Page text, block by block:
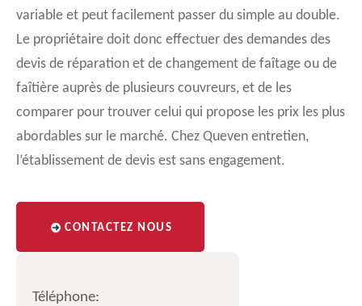
variable et peut facilement passer du simple au double.
Le propriétaire doit donc effectuer des demandes des
devis de réparation et de changement de faîtage ou de
faîtière auprès de plusieurs couvreurs, et de les
comparer pour trouver celui qui propose les prix les plus
abordables sur le marché. Chez Queven entretien,
l’établissement de devis est sans engagement.
CONTACTEZ NOUS
Téléphone: